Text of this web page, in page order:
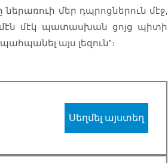
մեր դպրոցներուն մէջ,
մէկ պատասխան ցոյց պիտի
այս լեզուն”։
Սեղմել այստեղ